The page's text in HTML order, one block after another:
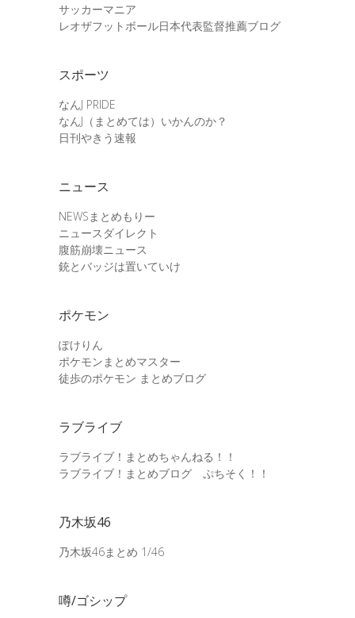
サッカーマニア
レオザフットボール日本代表監督推薦ブログ
スポーツ
なんJ PRIDE
なんJ（まとめては）いかんのか？
日刊やきう速報
ニュース
NEWSまとめもりー
ニュースダイレクト
腹筋崩壊ニュース
銃とバッジは置いていけ
ポケモン
ぽけりん
ポケモンまとめマスター
徒歩のポケモン まとめブログ
ラブライブ
ラブライブ！まとめちゃんねる！！
ラブライブ！まとめブログ ぷちそく！！
乃木坂46
乃木坂46まとめ 1/46
噂/ゴシップ